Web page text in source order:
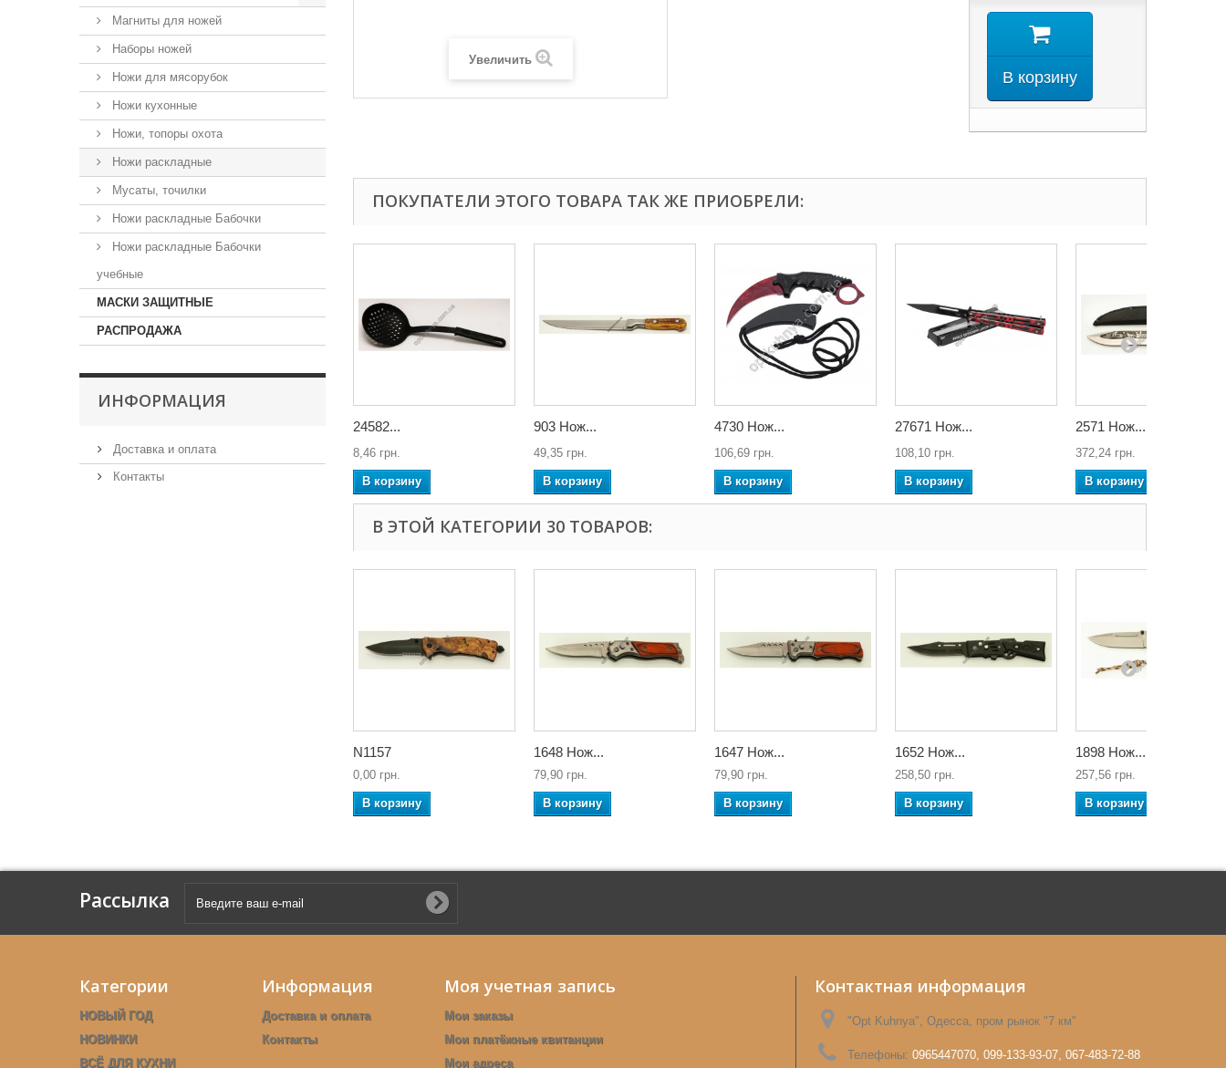
Магниты для ножей
Наборы ножей
Ножи для мясорубок
Ножи кухонные
Ножи, топоры охота
Ножи раскладные
Мусаты, точилки
Ножи раскладные Бабочки
Ножи раскладные Бабочки
учебные
МАСКИ ЗАЩИТНЫЕ
РАСПРОДАЖА
ИНФОРМАЦИЯ
Доставка и оплата
Контакты
Увеличить
В корзину
ПОКУПАТЕЛИ ЭТОГО ТОВАРА ТАК ЖЕ ПРИОБРЕЛИ:
24582...
8,46 грн.
В корзину
903 Нож...
49,35 грн.
В корзину
4730 Нож...
106,69 грн.
В корзину
27671 Нож...
108,10 грн.
В корзину
2571 Нож...
372,24 грн.
В корзину
В ЭТОЙ КАТЕГОРИИ 30 ТОВАРОВ:
N1157
0,00 грн.
В корзину
1648 Нож...
79,90 грн.
В корзину
1647 Нож...
79,90 грн.
В корзину
1652 Нож...
258,50 грн.
В корзину
1898 Нож...
257,56 грн.
В корзину
Рассылка
Категории
НОВЫЙ ГОД
НОВИНКИ
ВСЁ ДЛЯ КУХНИ
Информация
Доставка и оплата
Контакты
Моя учетная запись
Мои заказы
Мои платёжные квитанции
Мои адреса
Контактная информация
"Opt Kuhnya", Одесса, пром рынок "7 км"
Телефоны: 0965447070, 099-133-93-07, 067-483-72-88